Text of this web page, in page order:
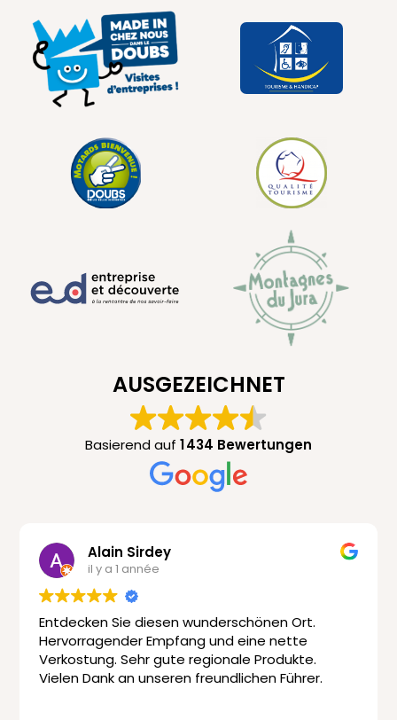
AUSGEZEICHNET
Basierend auf 1 434 Bewertungen
Alain Sirdey
il y a 1 année
Entdecken Sie diesen wunderschönen Ort.
Hervorragender Empfang und eine nette
Verkostung. Sehr gute regionale Produkte.
Vielen Dank an unseren freundlichen Führer.